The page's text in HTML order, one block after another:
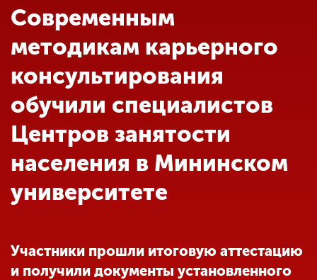
Абитуриенту
Обучение
Наука
Международная
деятельность
Другие виды
деятельности
Современным
методикам карьерного
консультирования
обучили специалистов
Центров занятости
населения в Мининском
университете
Участники прошли итоговую аттестацию
и получили документы установленного